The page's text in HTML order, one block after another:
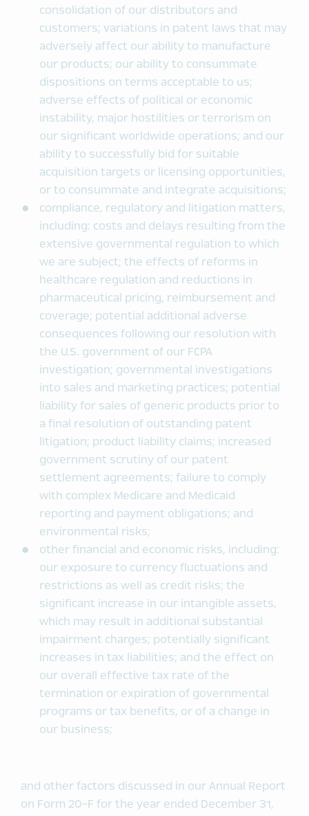
consolidation of our distributors and
customers; variations in patent laws that may
adversely affect our ability to manufacture
our products; our ability to consummate
dispositions on terms acceptable to us;
adverse effects of political or economic
instability, major hostilities or terrorism on
our significant worldwide operations; and our
ability to successfully bid for suitable
acquisition targets or licensing opportunities,
or to consummate and integrate acquisitions;
compliance, regulatory and litigation matters,
including: costs and delays resulting from the
extensive governmental regulation to which
we are subject; the effects of reforms in
healthcare regulation and reductions in
pharmaceutical pricing, reimbursement and
coverage; potential additional adverse
consequences following our resolution with
the U.S. government of our FCPA
investigation; governmental investigations
into sales and marketing practices; potential
liability for sales of generic products prior to
a final resolution of outstanding patent
litigation; product liability claims; increased
government scrutiny of our patent
settlement agreements; failure to comply
with complex Medicare and Medicaid
reporting and payment obligations; and
environmental risks;
other financial and economic risks, including:
our exposure to currency fluctuations and
restrictions as well as credit risks; the
significant increase in our intangible assets,
which may result in additional substantial
impairment charges; potentially significant
increases in tax liabilities; and the effect on
our overall effective tax rate of the
termination or expiration of governmental
programs or tax benefits, or of a change in
our business;
and other factors discussed in our Annual Report
on Form 20-F for the year ended December 31,